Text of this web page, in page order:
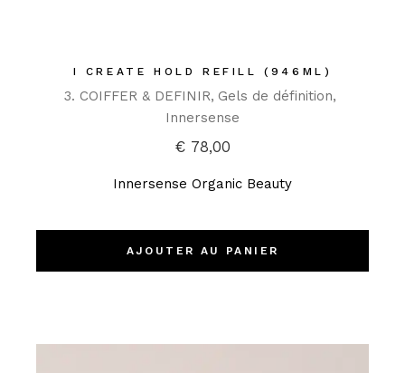
I CREATE HOLD REFILL (946ML)
3. COIFFER & DEFINIR Gels de définition
Innersense
€78,00
Innersense Organic Beauty
AJOUTER AU PANIER